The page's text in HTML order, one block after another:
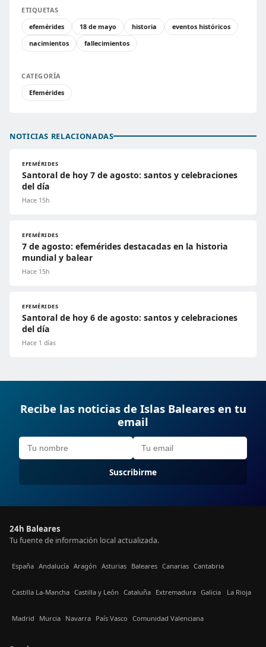
ETIQUETAS
efemérides
18 de mayo historia
eventos históricos
nacimientos
fallecimientos
CATEGORÍA
Efemérides
NOTICIAS RELACIONADAS
EFEMÉRIDES
Santoral de hoy 7 de agosto: santos y celebraciones
del día
Hace 15h
EFEMÉRIDES
7 de agosto: efemérides destacadas en la historia
mundial y balear
Hace 15h
EFEMÉRIDES
Santoral de hoy 6 de agosto: santos y celebraciones
del día
Hace 1 días
Recibe las noticias de Islas Baleares en tu
email
Suscribirme
24h Baleares
Tu fuente de información local actualizada.
España Andalucía Aragón Asturias Baleares Canarias Cantabria
Castilla La-Mancha Castilla y León Cataluña Extremadura Galicia La Rioja
Madrid Murcia Navarra País Vasco Comunidad Valenciana